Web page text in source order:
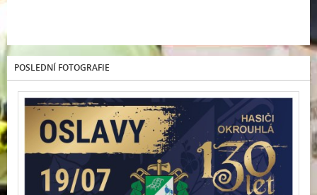
POSLEDNÍ FOTOGRAFIE